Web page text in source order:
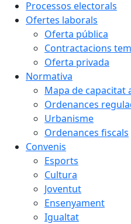
Processos electorals
Ofertes laborals
Oferta pública
Contractacions
Oferta privada
Normativa
Mapa de capacitat
Ordenances
Urbanisme
Ordenances fiscals
Convenis
Esports
Cultura
Joventut
Ensenyament
Igualtat